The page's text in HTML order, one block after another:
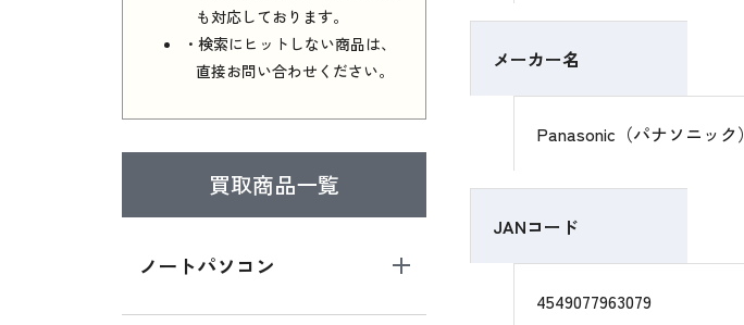
も対応しております。
・検索にヒットしない商品は、
直接お問い合わせください。
買取商品一覧
ノートパソコン
メーカー名
Panasonic（パナソニック）
JANコード
4549077963079